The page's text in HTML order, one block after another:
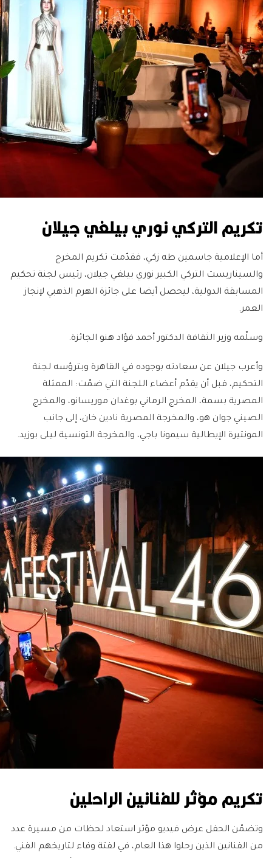
تكريم التركي نوري بيلغي جيلان
أما الإعلامية جاسمين طه زكي، فقدّمت تكريم المخرج
والسيناريست التركي الكبير نوري بيلغي جيلان، رئيس لجنة تحكيم
المسابقة الدولية، ليحصل أيضا على جائزة الهرم الذهبي لإنجاز
العمر.
وسلّمه وزير الثقافة الدكتور أحمد فؤاد هنو الجائزة.
وأعرب جيلان عن سعادته بوجوده في القاهرة وبترؤسه لجنة
التحكيم، قبل أن يقدّم أعضاء اللجنة التي ضمّت: الممثلة
المصرية بسمة، المخرج الرماني بوغدان موريسانو، والمخرج
الصيني جوان هو، والمخرجة المصرية نادين خان، إلى جانب
المونتيرة الإيطالية سيمونا باجي، والمخرجة التونسية ليلى بوزيد.
تكريم مؤثر للفنانين الراحلين
وتضمّن الحفل عرض فيديو مؤثر استعاد لحظات من مسيرة عدد
من الفنانين الذين رحلوا هذا العام، في لفتة وفاء لتاريخهم الفني.